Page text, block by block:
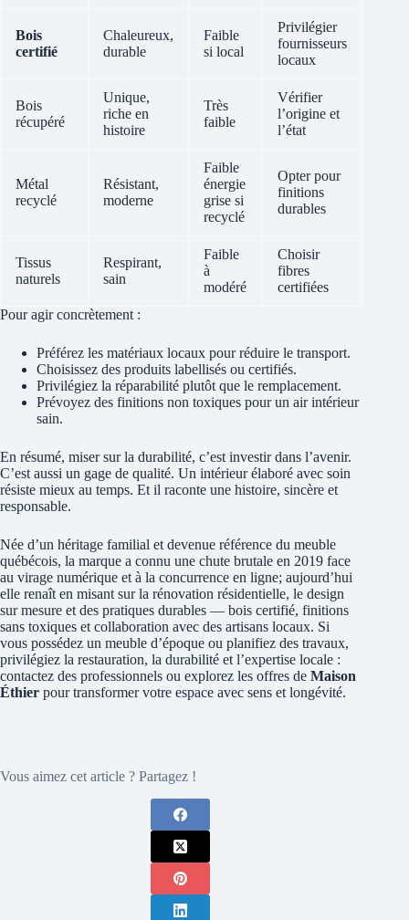
Bois
certifié
Chaleureux,
durable
Faible
si local
Privilégier
fournisseurs
locaux
Bois
récupéré
Unique,
riche en
histoire
Très
faible
Vérifier
l’origine et
l’état
Métal
recyclé
Résistant,
moderne
Faible
énergie
grise si
recyclé
Opter pour
finitions
durables
Tissus
naturels
Respirant,
sain
Faible
à
modéré
Choisir
fibres
certifiées
Pour agir concrètement :
Préférez les matériaux locaux pour réduire le transport.
Choisissez des produits labellisés ou certifiés.
Privilégiez la réparabilité plutôt que le remplacement.
Prévoyez des finitions non toxiques pour un air intérieur
sain.
En résumé, miser sur la durabilité, c’est investir dans l’avenir.
C’est aussi un gage de qualité. Un intérieur élaboré avec soin
résiste mieux au temps. Et il raconte une histoire, sincère et
responsable.
Née d’un héritage familial et devenue référence du meuble
québécois, la marque a connu une chute brutale en 2019 face
au virage numérique et à la concurrence en ligne; aujourd’hui
elle renaît en misant sur la rénovation résidentielle, le design
sur mesure et des pratiques durables — bois certifié, finitions
sans toxiques et collaboration avec des artisans locaux. Si
vous possédez un meuble d’époque ou planifiez des travaux,
privilégiez la restauration, la durabilité et l’expertise locale :
contactez des professionnels ou explorez les offres de Maison
Éthier pour transformer votre espace avec sens et longévité.
Vous aimez cet article ? Partagez !